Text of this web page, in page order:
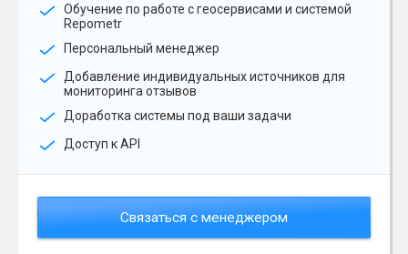
Обучение по работе с геосервисами и системой
Repometr
Персональный менеджер
Добавление индивидуальных источников для
мониторинга отзывов
Доработка системы под ваши задачи
Доступ к API
Связаться с менеджером